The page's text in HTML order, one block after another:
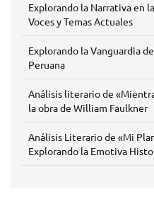
Explorando la Narrativa en
Voces y Temas Actuales
Explorando la Vanguardia
Peruana
Análisis literario de
la obra de William Faulkner
Análisis Literario de «Mi
Explorando la Emotiva